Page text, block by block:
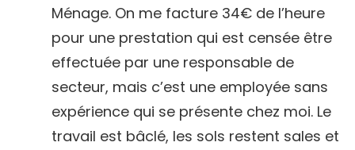
:
Ménage. On me facture 34€ de l’heure
pour une prestation qui est censée être
effectuée par une responsable de
secteur, mais c’est une employée sans
expérience qui se présente chez moi. Le
travail est bâclé, les sols restent sales et